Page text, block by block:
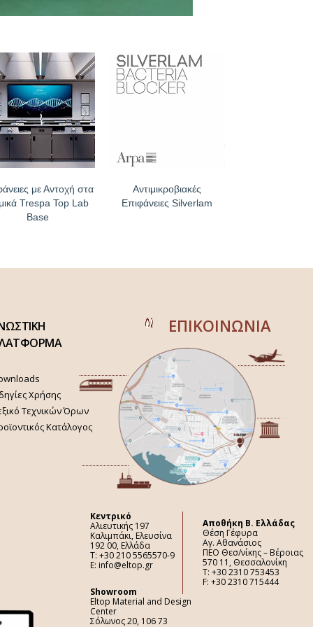
με Αντοχή στα
Trespa Top Lab
Base
Αντιμικροβιακές
Επιφάνειες Silverlam
Χρήσης
Τεχνικών Όρων
Κατάλογος
ΕΠΙΚΟΙΝΩΝΙΑ
Κεντρικό
Αλιευτικής 197
Καλιμπάκι, Ελευσίνα
192 00, Ελλάδα
Τ: +30 210 5565570-9
E: info@eltop.gr
Showroom
Eltop Material and Design
Center
Σόλωνος 20, 106 73
Aποθήκη Β. Ελλάδας
Θέση Γέφυρα
Αγ. Αθανάσιος
ΠΕΟ Θεσ/νίκης – Βέροιας
570 11, Θεσσαλονίκη
Τ: +30 2310 753453
F: +30 2310 715444